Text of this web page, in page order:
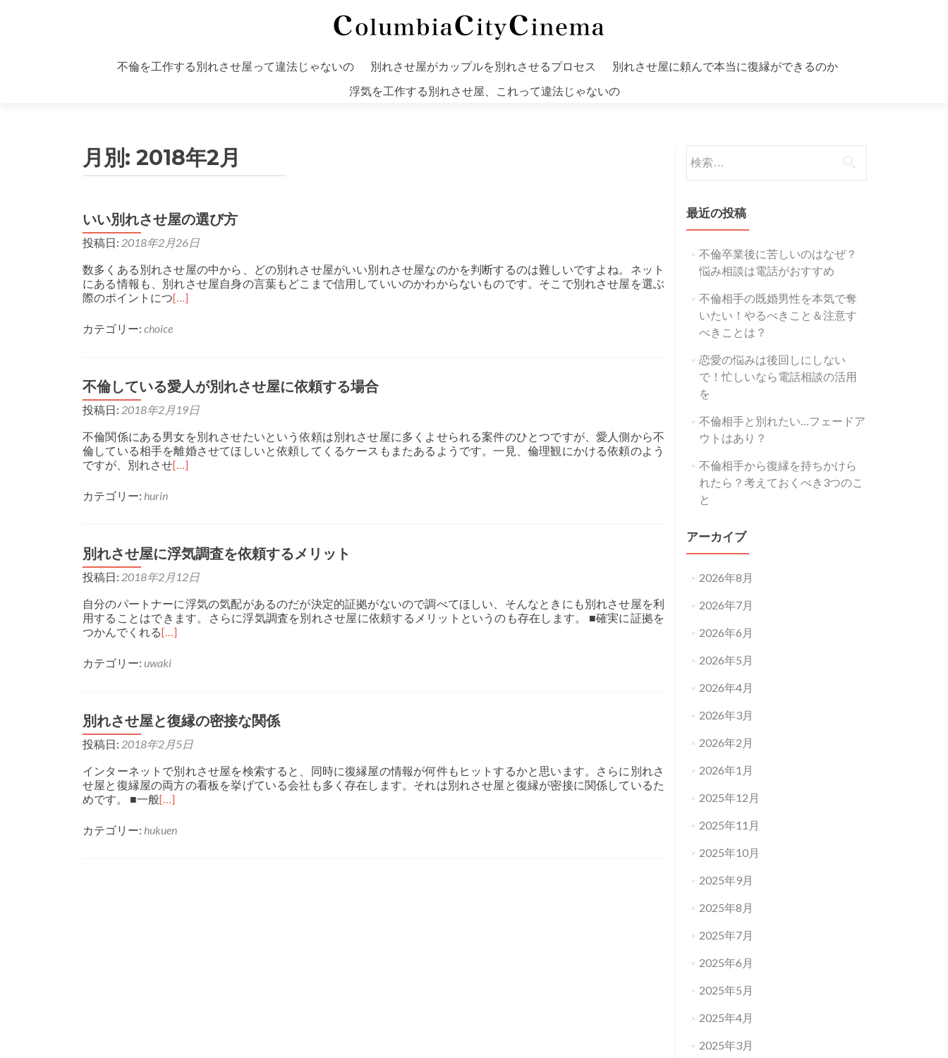
Skip to content
不倫を工作する別れさせ屋って違法じゃないの 別れさせ屋がカップルを別れさせるプロセス
別れさせ屋に頼んで本当に復縁ができるのか
浮気を工作する別れさせ屋、これって違法じゃないの
月別: 2018年2月
いい別れさせ屋の選び方
投稿日: 2018年2月26日
数多くある別れさせ屋の中から、どの別れさせ屋がいい別れさせ屋なのかを判断するのは難しいですよね。ネット
にある情報も、別れさせ屋自身の言葉もどこまで信用していいのかわからないものです。そこで別れさせ屋を選ぶ
際のポイントにつ[…]
カテゴリー: choice
不倫している愛人が別れさせ屋に依頼する場合
投稿日: 2018年2月19日
不倫関係にある男女を別れさせたいという依頼は別れさせ屋に多くよせられる案件のひとつですが、愛人側から不
倫している相手を離婚させてほしいと依頼してくるケースもまたあるようです。一見、倫理観にかける依頼のよう
ですが、別れさせ[…]
カテゴリー: hurin
別れさせ屋に浮気調査を依頼するメリット
投稿日: 2018年2月12日
自分のパートナーに浮気の気配があるのだが決定的証拠がないので調べてほしい、そんなときにも別れさせ屋を利
用することはできます。さらに浮気調査を別れさせ屋に依頼するメリットというのも存在します。 ■確実に証拠を
つかんでくれる[…]
カテゴリー: uwaki
別れさせ屋と復縁の密接な関係
投稿日: 2018年2月5日
インターネットで別れさせ屋を検索すると、同時に復縁屋の情報が何件もヒットするかと思います。さらに別れさ
せ屋と復縁屋の両方の看板を挙げている会社も多く存在します。それは別れさせ屋と復縁が密接に関係しているた
めです。 ■一般[…]
カテゴリー: hukuen
検索:
最近の投稿
不倫卒業後に苦しいのはなぜ？
悩み相談は電話がおすすめ
不倫相手の既婚男性を本気で奪
いたい！やるべきこと＆注意す
べきことは？
恋愛の悩みは後回しにしない
で！忙しいなら電話相談の活用
を
不倫相手と別れたい…フェードア
ウトはあり？
不倫相手から復縁を持ちかけら
れたら？考えておくべき3つのこ
と
アーカイブ
2026年8月
2026年7月
2026年6月
2026年5月
2026年4月
2026年3月
2026年2月
2026年1月
2025年12月
2025年11月
2025年10月
2025年9月
2025年8月
2025年7月
2025年6月
2025年5月
2025年4月
2025年3月